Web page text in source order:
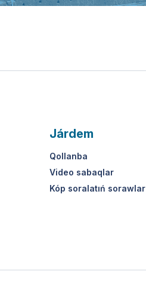
Járdem
Qollanba
Video sabaqlar
Kóp soralatıń sorawlar